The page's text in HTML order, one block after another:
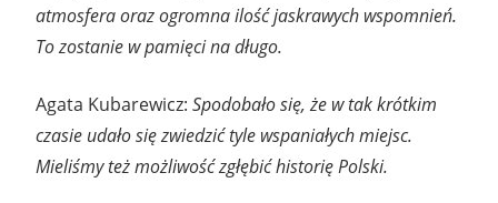
atmosfera oraz ogromna ilość jaskrawych wspomnień.
To zostanie w pamięci na długo.
Agata Kubarewicz: Spodobało się, że w tak krótkim
czasie udało się zwiedzić tyle wspaniałych miejsc.
Mieliśmy też możliwość zgłębić historię Polski.